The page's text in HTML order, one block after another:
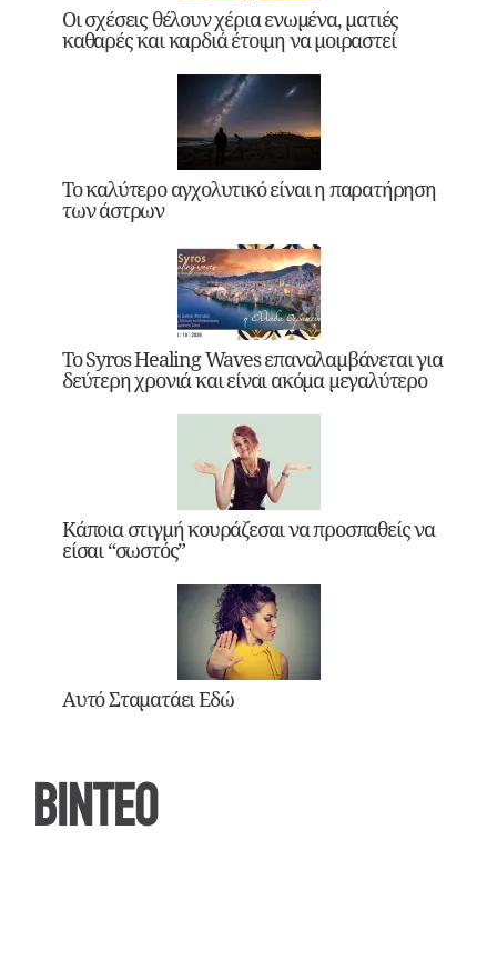
Οι σχέσεις θέλουν χέρια ενωμένα, ματιές
καθαρές και καρδιά έτοιμη να μοιραστεί
Το καλύτερο αγχολυτικό είναι η παρατήρηση
των άστρων
Το Syros Healing Waves επαναλαμβάνεται για
δεύτερη χρονιά και είναι ακόμα μεγαλύτερο
Κάποια στιγμή κουράζεσαι να προσπαθείς να
είσαι “σωστός”
Αυτό Σταματάει Εδώ
ΒΙΝΤΕΟ